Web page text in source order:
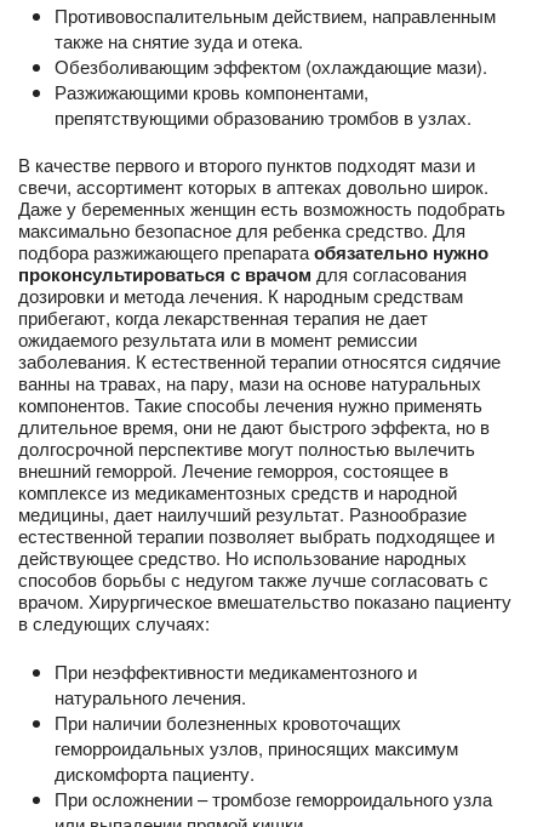
Противовоспалительным действием, направленным
также на снятие зуда и отека.
Обезболивающим эффектом (охлаждающие мази).
Разжижающими кровь компонентами,
препятствующими образованию тромбов в узлах.
В качестве первого и второго пунктов подходят мази и
свечи, ассортимент которых в аптеках довольно широк.
Даже у беременных женщин есть возможность подобрать
максимально безопасное для ребенка средство. Для
подбора разжижающего препаратаобязательно нужно
проконсультироваться с врачом для согласования
дозировки и метода лечения. К народным средствам
прибегают, когда лекарственная терапия не дает
ожидаемого результата или в момент ремиссии
заболевания. К естественной терапии относятся сидячие
ванны на травах, на пару, мази на основе натуральных
компонентов. Такие способы лечения нужно применять
длительное время, они не дают быстрого эффекта, но в
долгосрочной перспективе могут полностью вылечить
внешний геморрой. Лечение геморроя, состоящее в
комплексе из медикаментозных средств и народной
медицины, дает наилучший результат. Разнообразие
естественной терапии позволяет выбрать подходящее и
действующее средство. Но использование народных
способов борьбы с недугом также лучше согласовать с
врачом. Хирургическое вмешательство показано пациенту
в следующих случаях:
При неэффективности медикаментозного и
натурального лечения.
При наличии болезненных кровоточащих
геморроидальных узлов, приносящих максимум
дискомфорта пациенту.
При осложнении – тромбозе геморроидального узла